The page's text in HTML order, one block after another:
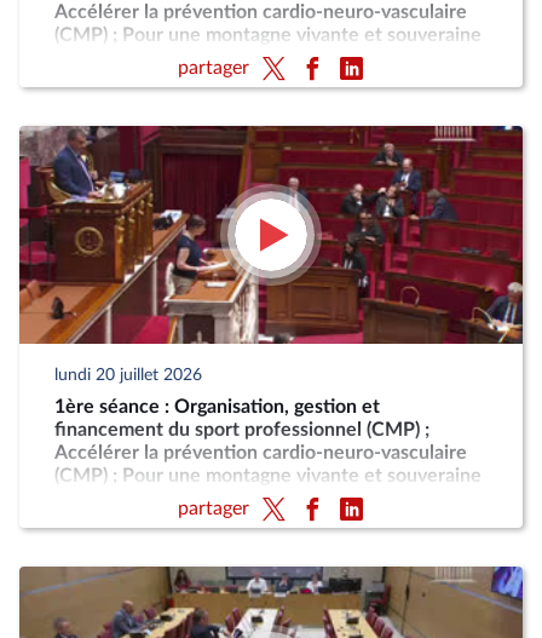
Accélérer la prévention cardio-neuro-vasculaire
(CMP) ; Pour une montagne vivante et souveraine
partager
lundi 20 juillet 2026
1ère séance : Organisation, gestion et
financement du sport professionnel (CMP) ;
Accélérer la prévention cardio-neuro-vasculaire
(CMP) ; Pour une montagne vivante et souveraine
partager